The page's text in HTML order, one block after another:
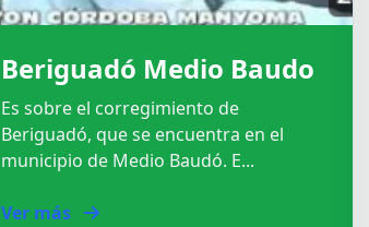
Beriguadó Medio Baudo
Es sobre el corregimiento de
Beriguadó, que se encuentra en el
municipio de Medio Baudó. E...
Ver más